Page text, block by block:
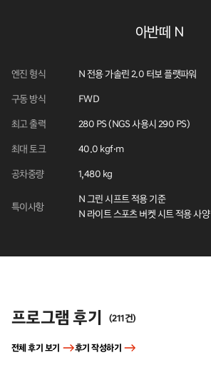
아반떼 N
엔진 형식 N 전용 가솔린 2.0 터보 플랫파워
구동 방식 FWD
최고 출력 280 PS (NGS 사용시 290 PS)
최대 토크 40.0 kgf·m
공차중량 1,480 kg
특이사항
N 그린 시프트 적용 기준
N 라이트 스포츠 버켓 시트 적용 사양
후기
프로그램 후기 (211 건)
전체 후기 보기 후기 작성하기